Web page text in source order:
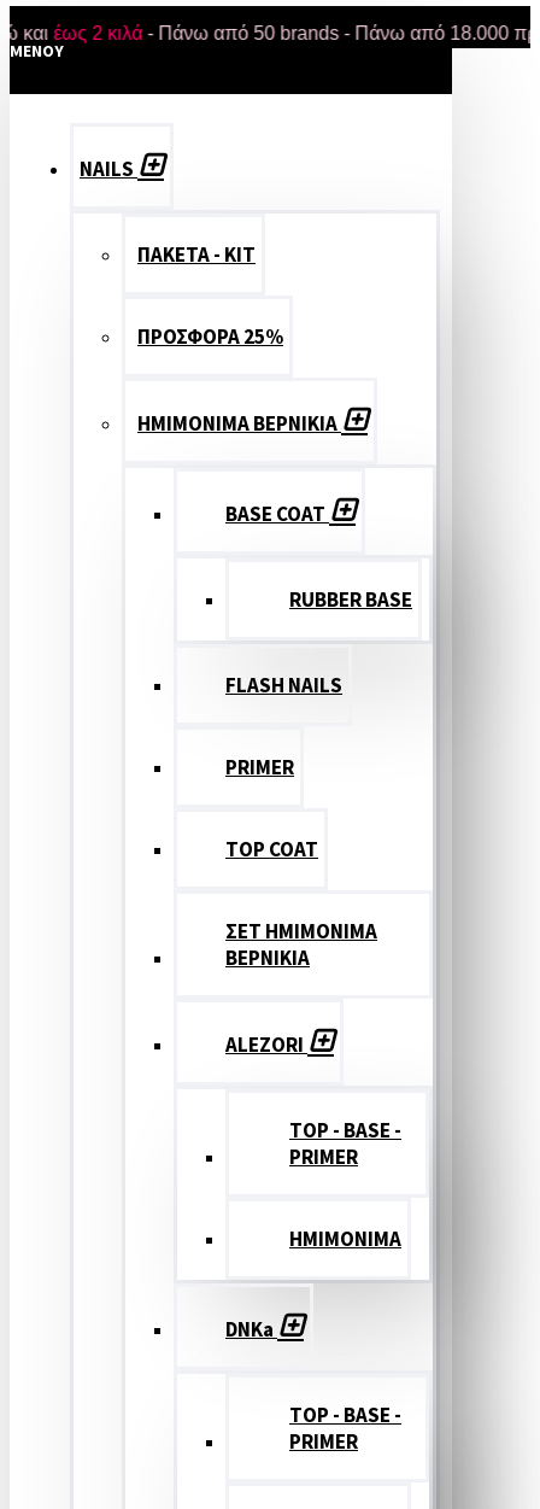
2 κιλά- Πάνω από 50 brands - Πάνω από 18.000 προϊόντα -
MENOY
NAILS
ΠΑΚΕΤΑ - ΚΙΤ
ΠΡΟΣΦΟΡΑ 25%
ΗΜΙΜΟΝΙΜΑ ΒΕΡΝΙΚΙΑ
BASE COAT
RUBBER BASE
FLASH NAILS
PRIMER
TOP COAT
ΣΕΤ ΗΜΙΜΟΝΙΜΑ
ΒΕΡΝΙΚΙΑ
ALEZORI
TOP - BASE -
PRIMER
ΗΜΙΜΟΝΙΜΑ
DNKa
TOP - BASE -
PRIMER